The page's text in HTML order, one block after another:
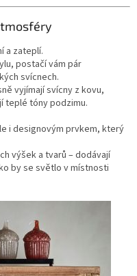
a zateplí.
postačí vám pár
svícnech.
vyjímají svícny z kovu,
teplé tóny podzimu.
i designovým prvkem, který
výšek a tvarů – dodávají
by se světlo v místnosti